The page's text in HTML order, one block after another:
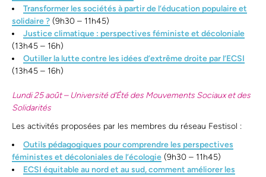
Transformer les sociétés à partir de l’éducation populaire et
solidaire ? (9h30 – 11h45)
Justice climatique : perspectives féministe et décoloniale
(13h45 – 16h)
Outiller la lutte contre les idées d’extrême droite par l’ECSI
(13h45 – 16h)
Lundi 25 août – Université d’Été des Mouvements Sociaux et des
Solidarités
Les activités proposées par les membres du réseau Festisol :
Outils pédagogiques pour comprendre les perspectives
féministes et décoloniales de l’écologie (9h30 – 11h45)
ECSI équitable au nord et au sud, comment améliorer les